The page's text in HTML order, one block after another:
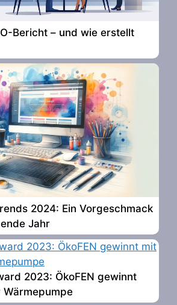
Bericht – und wie erstellt
2024: Ein Vorgeschmack
Jahr
2023: ÖkoFEN gewinnt